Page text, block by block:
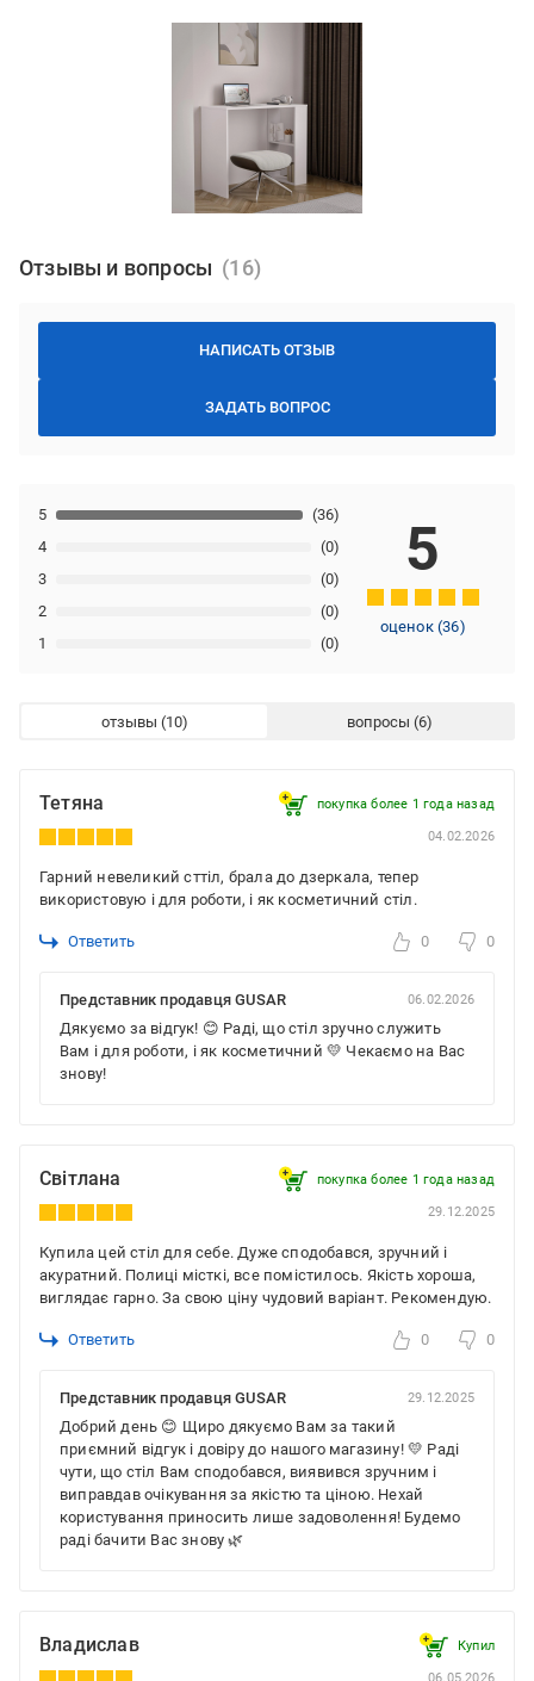
Отзывы и вопросы
НАПИСАТЬ ОТЗЫВ
ЗАДАТЬ ВОПРОС
1 (0)
2 (0)
3 (0)
4 (0)
5 (36)
5
оценок (36)
отзывы вопросы
Тетяна покупка более 1 года назад
04.02.2026
Гарний невеликий сттіл, брала до дзеркала, тепер
використовую і для роботи, і як косметичний стіл.
Ответить 0 0
Представник продавця GUSAR 06.02.2026
Дякуємо за відгук! 😊 Раді, що стіл зручно служить
Вам і для роботи, і як косметичний 💛 Чекаємо на Вас
знову!
Світлана покупка более 1 года назад
29.12.2025
Купила цей стіл для себе. Дуже сподобався, зручний і
акуратний. Полиці місткі, все помістилось. Якість хороша,
виглядає гарно. За свою ціну чудовий варіант. Рекомендую.
Ответить 0 0
Представник продавця GUSAR 29.12.2025
Добрий день 😊 Щиро дякуємо Вам за такий
приємний відгук і довіру до нашого магазину! 💛 Раді
чути, що стіл Вам сподобався, виявився зручним і
виправдав очікування за якістю та ціною. Нехай
користування приносить лише задоволення! Будемо
раді бачити Вас знову 🌿
Владислав Купил